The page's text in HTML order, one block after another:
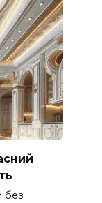
без